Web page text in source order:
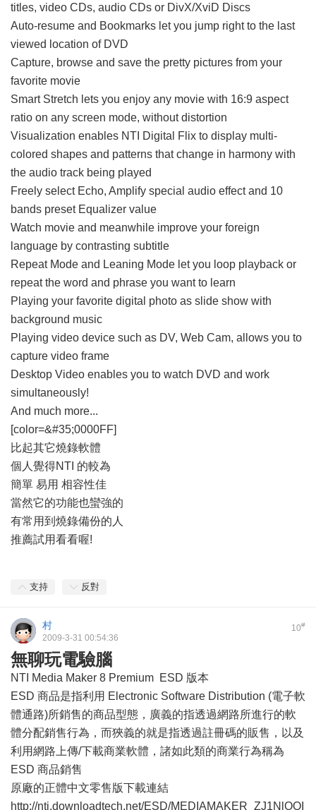
titles, video CDs, audio CDs or DivX/XviD Discs
Auto-resume and Bookmarks let you jump right to the last
viewed location of DVD
Capture, browse and save the pretty pictures from your
favorite movie
Smart Stretch lets you enjoy any movie with 16:9 aspect
ratio on any screen mode, without distortion
Visualization enables NTI Digital Flix to display multi-
colored shapes and patterns that change in harmony with
the audio track being played
Freely select Echo, Amplify special audio effect and 10
bands preset Equalizer value
Watch movie and meanwhile improve your foreign
language by contrasting subtitle
Repeat Mode and Leaning Mode let you loop playback or
repeat the word and phrase you want to learn
Playing your favorite digital photo as slide show with
background music
Playing video device such as DV, Web Cam, allows you to
capture video frame
Desktop Video enables you to watch DVD and work
simultaneously!
And much more...
[color=&#35;0000FF]
比起其它燒錄軟體
個人覺得NTI 的較為
簡單 易用 相容性佳
當然它的功能也蠻強的
有常用到燒錄備份的人
推薦試用看看喔!
支持 反對
10#
村
2009-3-31 00:54:36
無聊玩電驗腦
NTI Media Maker 8 Premium ESD 版本
ESD 商品是指利用 Electronic Software Distribution (電子軟
體通路)所銷售的商品型態，廣義的指透過網路所進行的軟
體分配銷售行為，而狹義的就是指透過註冊碼的販售，以及
利用網路上傳/下載商業軟體，諸如此類的商業行為稱為
ESD 商品銷售
原廠的正體中文零售版下載連結
http://nti.downloadtech.net/ESD/MEDIAMAKER_ZJ1NlOQI